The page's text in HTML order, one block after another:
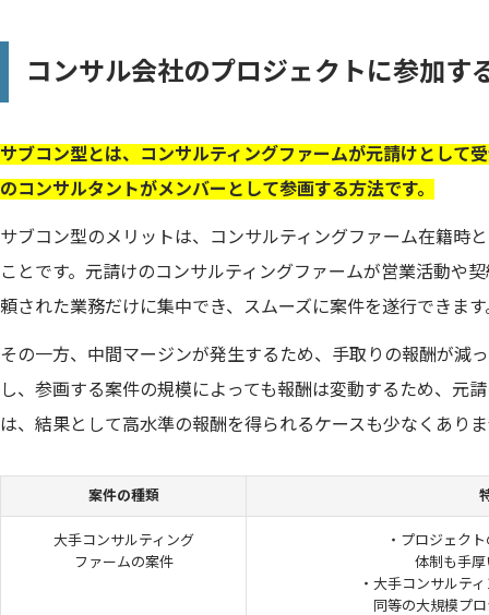
コンサル会社のプロジェクトに参加す
サブコン型とは、コンサルティングファームが元請けとして
のコンサルタントがメンバーとして参画する方法です。
サブコン型のメリットは、コンサルティングファーム在籍時
ことです。元請けのコンサルティングファームが営業活動や
頼された業務だけに集中でき、スムーズに案件を遂行できます
その一方、中間マージンが発生するため、手取りの報酬が減
し、参画する案件の規模によっても報酬は変動するため、元
は、結果として高水準の報酬を得られるケースも少なくあり
案件の種類
大手コンサルティング
ファームの案件
・プロジェク
体制も手
・大手コンサルテ
同等の大規模プ